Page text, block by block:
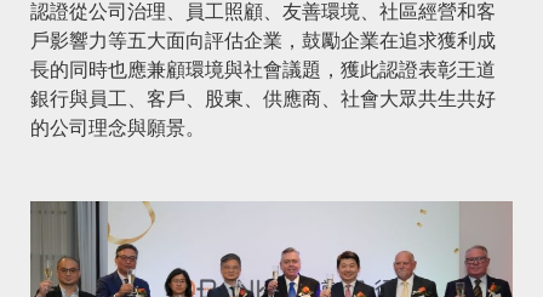
認證從公司治理、員工照顧、友善環境、社區經營和客
戶影響力等五大面向評估企業，鼓勵企業在追求獲利成
長的同時也應兼顧環境與社會議題，獲此認證表彰王道
銀行與員工、客戶、股東、供應商、社會大眾共生共好
的公司理念與願景。